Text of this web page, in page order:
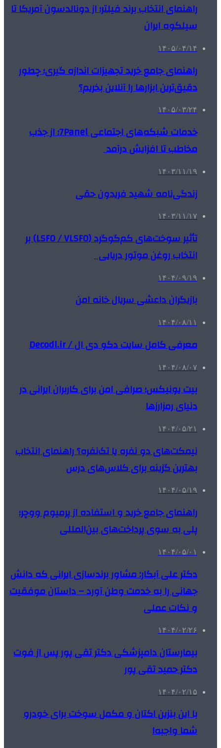
راهنمای انتخاب برند فیلتر؛ از دونالدسون آمریکا تا
سیلکوه ایران
۱۴۰۵/۰۴/۱۴
راهنمای جامع خرید تجهیزات اندازه گیری؛ چطور
دقیق‌ترین ابزارها را آنلاین بخریم؟
۱۴۰۵/۰۳/۲۴
خدمات شبکه‌های اجتماعی 7Panel؛ از جذب
مخاطب تا افزایش درآمد
۱۴۰۳/۱۱/۱۹
زندگی‌نامه شهید فریدون حقی
۱۴۰۳/۱۱/۱۷
تأثیر سوخت‌های کم‌گوگرد (LSFO / VLSFO) بر
انتخاب روغن موتور دریایی
۱۴۰۴/۰۹/۱۹
بازیگران داعشی سریال خانه امن
۱۴۰۴/۰۸/۱۱
معرفی کامل سایت دکو دی ال / Decodl.ir
۱۴۰۴/۰۸/۰۷
بیت یونیکس؛ صرافی امن برای کاربران ایرانی در
دنیای رمزارزها
۱۴۰۴/۰۵/۲۱
نیمکت‌های دو نفره یا تک‌نفره؟ راهنمای انتخاب
بهترین گزینه برای کلاس‌های درس
۱۴۰۴/۰۵/۱۹
راهنمای جامع خرید و استفاده از پرمیوم ووچر؛
پلی به سوی پرداخت‌های بین‌المللی
۱۴۰۴/۰۵/۰۱
دکتر علی آبکار: مشاور برندسازی ایرانی که دانش
جهانی را به خدمت وطن آورد – داستان موفقیت
و نکات عملی
۱۴۰۴/۰۲/۲۶
بیمارستان دامپزشکی دکتر تقی پور پس از فوت
دکتر حمید تقی پور
۱۴۰۴/۰۲/۱۵
با این بنزین اکتان و مکمل سوخت برای خودرو
شما واجبه!